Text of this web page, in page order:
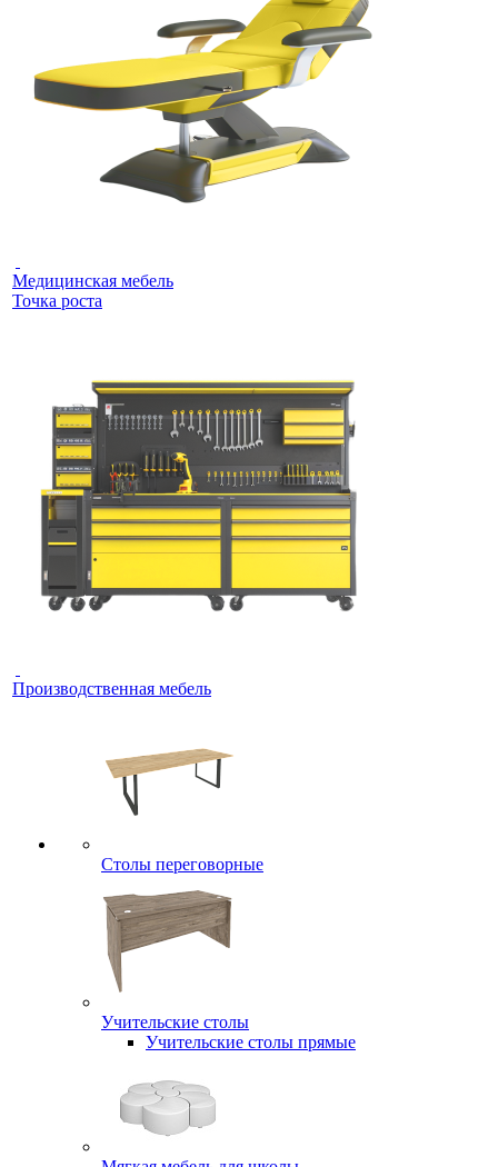
Медицинская мебель
Точка роста
Производственная мебель
Столы переговорные
Учительские столы
Учительские столы прямые